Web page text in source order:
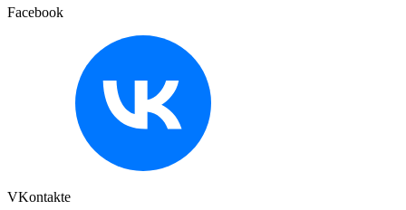
Facebook
VKontakte